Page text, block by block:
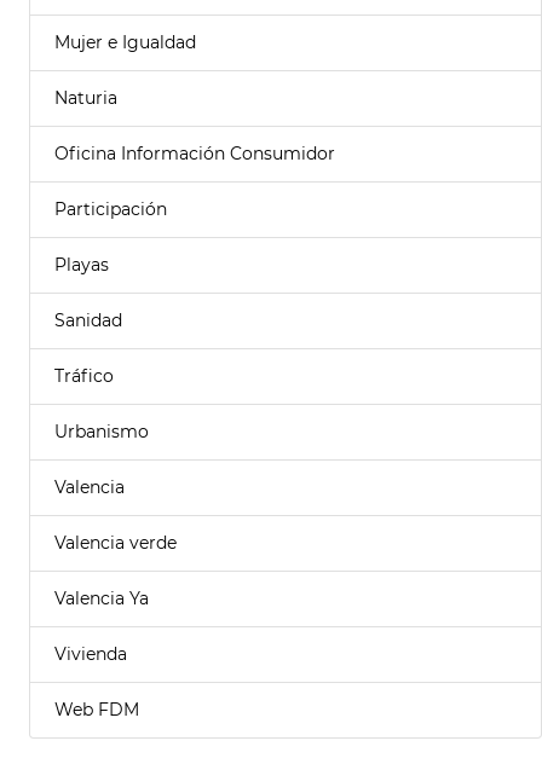
Mujer e Igualdad
Naturia
Oficina Información Consumidor
Participación
Playas
Sanidad
Tráfico
Urbanismo
Valencia
Valencia verde
Valencia Ya
Vivienda
Web FDM